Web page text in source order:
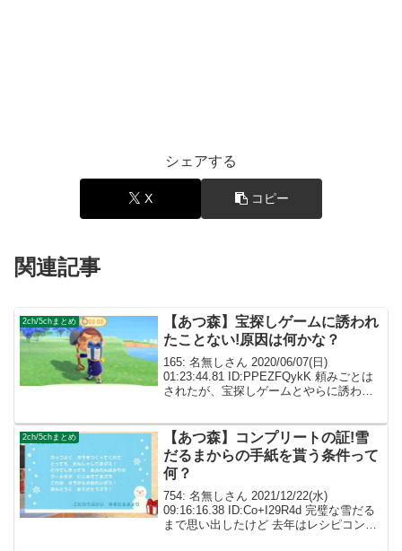
シェアする
X コピー
関連記事
2ch/5chまとめ
【あつ森】宝探しゲームに誘われ
たことない!原因は何かな？
165: 名無しさん 2020/06/07(日)
01:23:44.81 ID:PPEZFQykK 頼みごとは
されたが、宝探しゲームとやらに誘われ
2ch/5chまとめ
【あつ森】コンプリートの証!雪
だるまからの手紙を貰う条件って
何？
754: 名無しさん 2021/12/22(水)
09:16:16.38 ID:Co+I29R4d 完璧な雪だる
まで思い出したけど 去年はレシピコンプ